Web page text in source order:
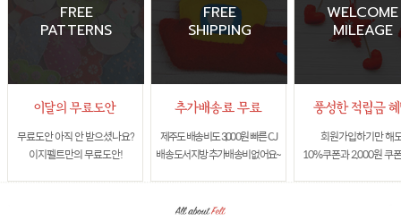
FREE
PATTERNS
무료도안 아직 안 받으셨나요?
이지펠트만의 무료도안!
FREE
SHIPPING
제주도 배송비도 3,000원 빠른 CJ
배송 도서지방 추가배송비 없어요~
WELCOME
MILEAGE
회원가입하기만 해
10%쿠폰과 2,000원 쿠